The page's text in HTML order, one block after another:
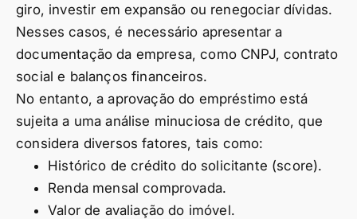
giro, investir em expansão ou renegociar dívidas.
Nesses casos, é necessário apresentar a
documentação da empresa, como CNPJ, contrato
social e balanços financeiros.
No entanto, a aprovação do empréstimo está
sujeita a uma análise minuciosa de crédito, que
considera diversos fatores, tais como:
Histórico de crédito do solicitante (score).
Renda mensal comprovada.
Valor de avaliação do imóvel.